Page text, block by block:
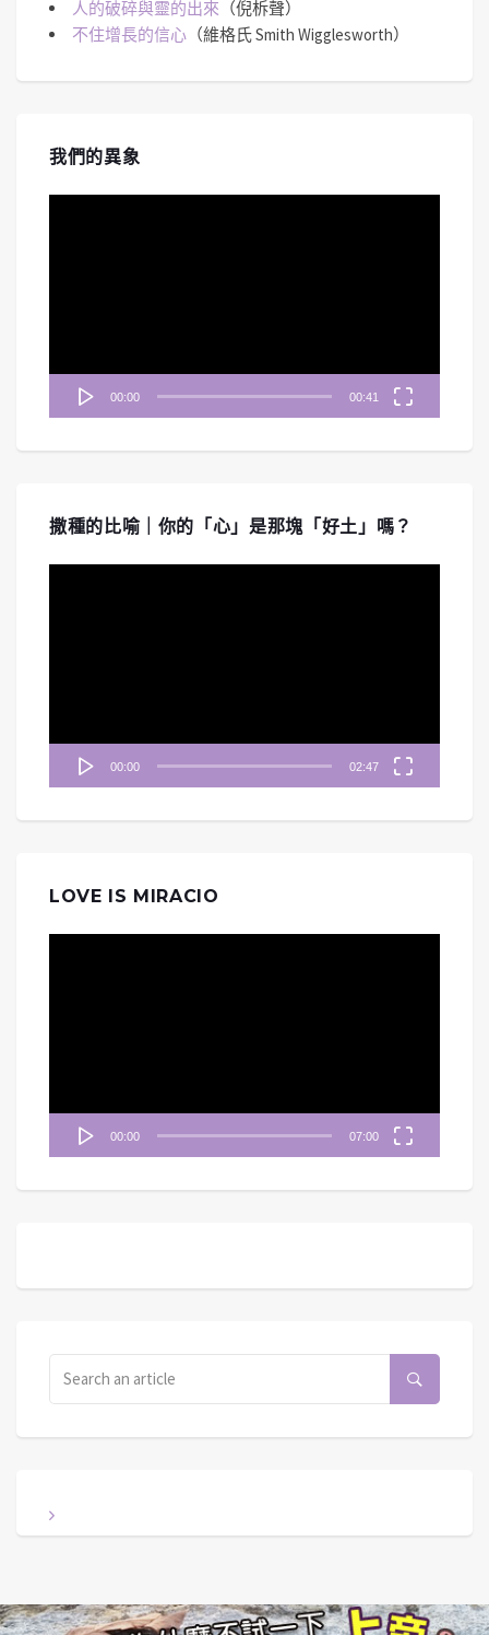
人的破碎與靈的出來 （倪柝聲）
不住增長的信心 （維格氏 Smith Wigglesworth）
我們的異象
00:00 00:41
撒種的比喻｜你的「心」是那塊「好土」嗎？
00:00 02:47
LOVE IS MIRACIO
00:00 07:00